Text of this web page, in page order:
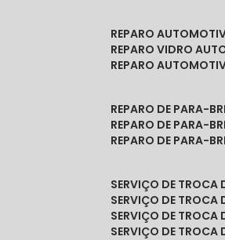
REPARO
REPARO VIDRO
REPARO
REPARO DE PARA-
REPARO DE PARA-
REPARO DE PARA-
SERVIÇO DE
SERVIÇO DE
SERVIÇO DE
SERVIÇO DE